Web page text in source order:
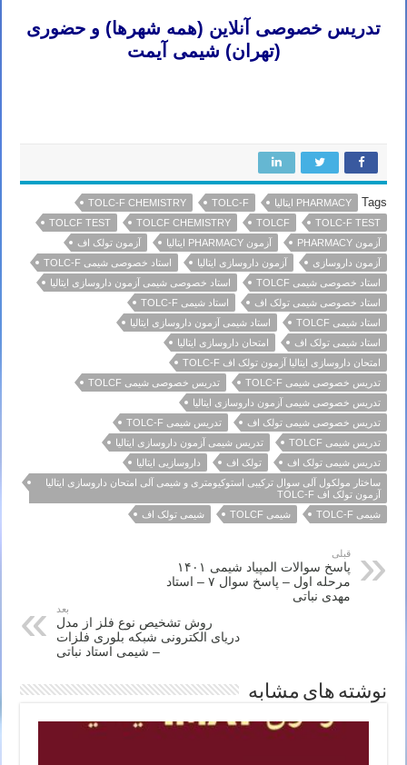
تدریس خصوصی آنلاین (همه شهرها) و حضوری
(تهران) شیمی آیمت
Tags PHARMACY ایتالیا TOLC-F
TOLC-F CHEMISTRY
TOLC-F TEST
TOLCF
TOLCF CHEMISTRY
TOLCF TEST
آزمون PHARMACY
آزمون PHARMACY ایتالیا
آزمون تولک اف
آزمون داروسازی
آزمون داروسازی ایتالیا
استاد خصوصی شیمی TOLC-F
استاد خصوصی شیمی TOLCF
استاد خصوصی شیمی آزمون داروسازی ایتالیا
استاد خصوصی شیمی تولک اف
استاد شیمی TOLC-F
استاد شیمی TOLCF
استاد شیمی آزمون داروسازی ایتالیا
استاد شیمی تولک اف
امتحان داروسازی ایتالیا
امتحان داروسازی ایتالیا آزمون تولک اف TOLC-F
تدریس خصوصی شیمی TOLC-F
تدریس خصوصی شیمی TOLCF
تدریس خصوصی شیمی آزمون داروسازی ایتالیا
تدریس خصوصی شیمی تولک اف
تدریس شیمی TOLC-F
تدریس شیمی TOLCF
تدریس شیمی آزمون داروسازی ایتالیا
تدریس شیمی تولک اف
تولک اف
داروسازیی ایتالیا
ساختار مولکول آلی سوال ترکیبی استوکیومتری و شیمی آلی امتحان داروسازی ایتالیا
آزمون تولک اف TOLC-F
شیمی TOLC-F
شیمی TOLCF شیمی تولک اف
قبلی
پاسخ سوالات المپیاد شیمی ۱۴۰۱
مرحله اول – پاسخ سوال ۷ – استاد
مهدی نباتی
بعد
روش تشخیص نوع فلز از مدل
دریای الکترونی شبکه بلوری فلزات
– شیمی استاد نباتی
نوشته های مشابه